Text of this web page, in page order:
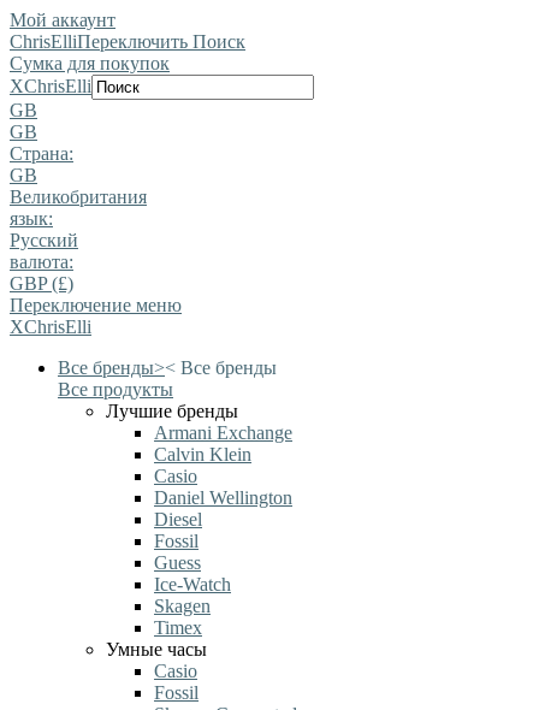
Мой аккаунт
ChrisElliПереключить Поиск
Сумка для покупок
XChrisElli
GB
GB
Страна:
GB
Великобритания
язык:
Pусский
валюта:
GBP (£)
Переключение меню
XChrisElli
Все бренды>< Все бренды
Все продукты
Лучшие бренды
Armani Exchange
Calvin Klein
Casio
Daniel Wellington
Diesel
Fossil
Guess
Ice-Watch
Skagen
Timex
Умные часы
Casio
Fossil